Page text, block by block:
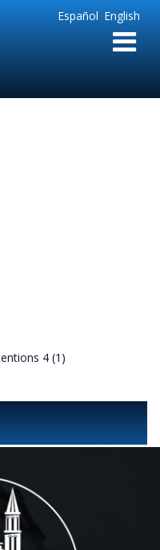
English
Español
4 (1)